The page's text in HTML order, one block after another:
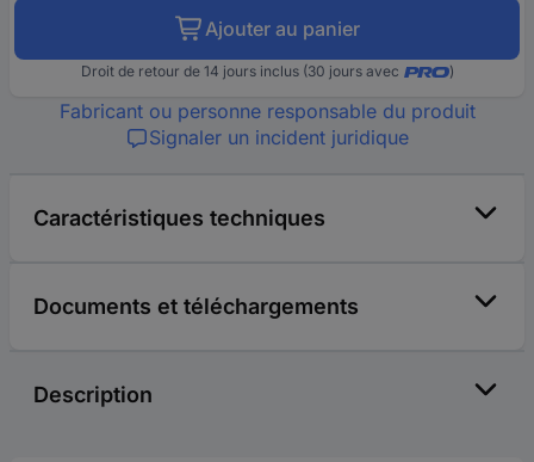
Ajouter au panier
Droit de retour de 14 jours inclus (30 jours avec )
Fabricant ou personne responsable du produit
Signaler un incident juridique
Caractéristiques techniques
Documents et téléchargements
Description